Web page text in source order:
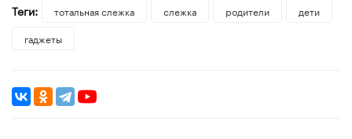
Теги:
тотальная слежка слежка родители
дети
гаджеты